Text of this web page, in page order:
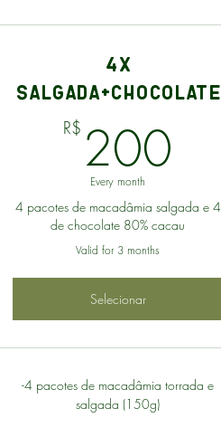
4x
Salgada+Chocolate
R$ 200
Every month
4 pacotes de macadâmia salgada e 4
de chocolate 80% cacau
Valid for 3 months
Selecionar
-4 pacotes de macadâmia torrada e
salgada (150g)